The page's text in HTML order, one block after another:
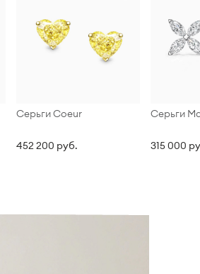
Серьги Coeur
452 200 руб.
Серьги
315 000